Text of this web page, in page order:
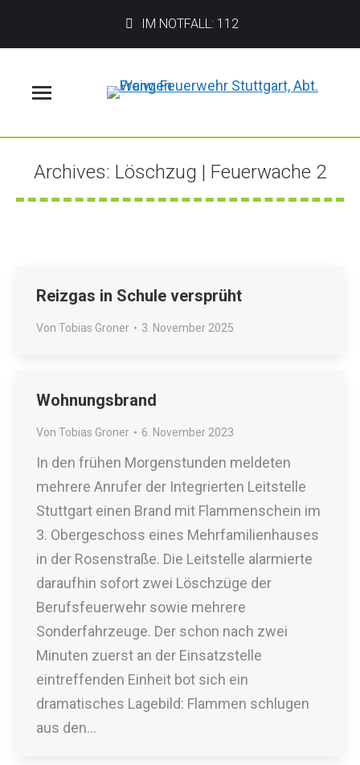
IM NOTFALL: 112
Archives: Löschzug | Feuerwache 2
Sie befinden sich hier:
Reizgas in Schule versprüht
Von Tobias Groner 3. November 2025
Wohnungsbrand
Von Tobias Groner 6. November 2023
In den frühen Morgenstunden meldeten
mehrere Anrufer der Integrierten Leitstelle
Stuttgart einen Brand mit Flammenschein im
3. Obergeschoss eines Mehrfamilienhauses
in der Rosenstraße. Die Leitstelle alarmierte
daraufhin sofort zwei Löschzüge der
Berufsfeuerwehr sowie mehrere
Sonderfahrzeuge. Der schon nach zwei
Minuten zuerst an der Einsatzstelle
eintreffenden Einheit bot sich ein
dramatisches Lagebild: Flammen schlugen
aus den…